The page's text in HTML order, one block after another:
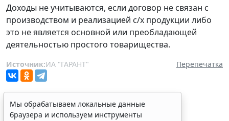
Доходы не учитываются, если договор не связан с
производством и реализацией с/х продукции либо
это не является основной или преобладающей
деятельностью простого товарищества.
Источник:ИА "ГАРАНТ" Перепечатка
Мы обрабатываем локальные данные
браузера и используем инструменты